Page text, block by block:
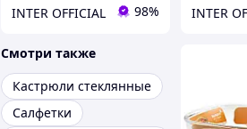
INTER OFFICIAL 98% INTER
Смотри также
Кастрюли стеклянные
Салфетки